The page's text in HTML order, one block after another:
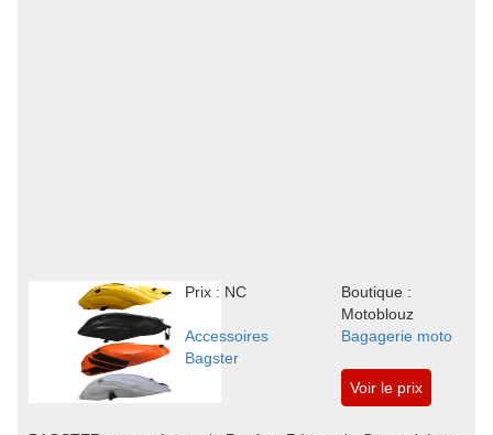
Prix : NC
Boutique :
Motoblouz
Accessoires
Bagster
Bagagerie moto
Voir le prix